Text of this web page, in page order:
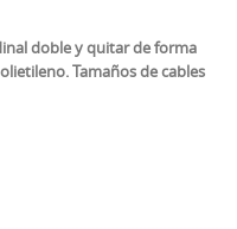
doble y quitar de forma
Tamaños de cables